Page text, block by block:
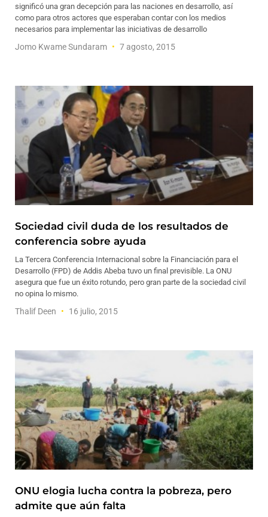
significó una gran decepción para las naciones en desarrollo, así
como para otros actores que esperaban contar con los medios
necesarios para implementar las iniciativas de desarrollo
Jomo Kwame Sundaram 7 agosto, 2015
Sociedad civil duda de los resultados de
conferencia sobre ayuda
La Tercera Conferencia Internacional sobre la Financiación para el
Desarrollo (FPD) de Addis Abeba tuvo un final previsible. La ONU
asegura que fue un éxito rotundo, pero gran parte de la sociedad civil
no opina lo mismo.
Thalif Deen 16 julio, 2015
ONU elogia lucha contra la pobreza, pero
admite que aún falta